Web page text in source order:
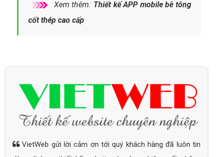
Xem thêm: Thiết kế APP mobile bê tông
cốt thép cao cấp
VietWeb gửi lời cảm ơn tới quý khách hàng đã luôn tin